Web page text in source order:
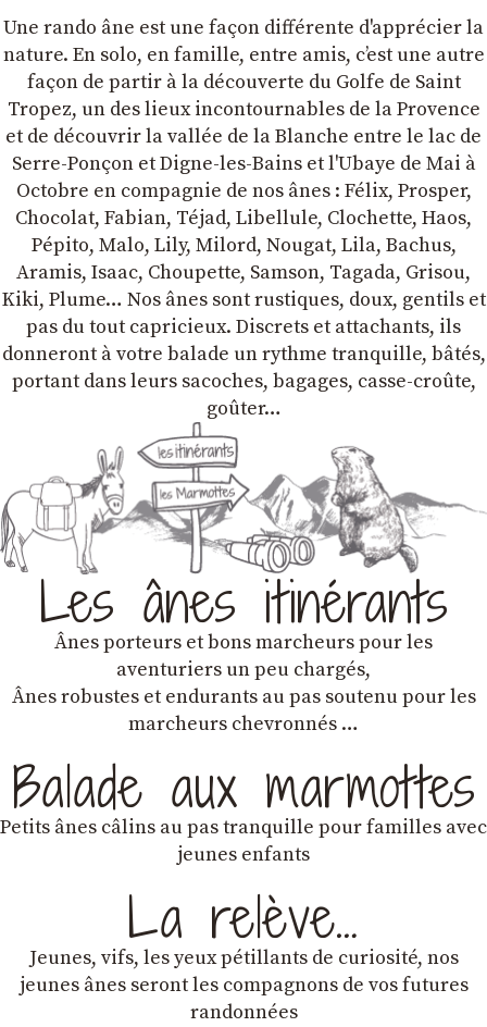
Une rando âne est une façon différente d'apprécier la
nature. En solo, en famille, entre amis, cʼest une autre
façon de partir à la découverte du Golfe de Saint
Tropez, un des lieux incontournables de la Provence
et de découvrir la vallée de la Blanche entre le lac de
Serre-Ponçon et Digne-les-Bains et l'Ubaye de Mai à
Octobre en compagnie de nos ânes : Félix, Prosper,
Chocolat, Fabian, Téjad, Libellule, Clochette, Haos,
Pépito, Malo, Lily, Milord, Nougat, Lila, Bachus,
Aramis, Isaac, Choupette, Samson, Tagada, Grisou,
Kiki, Plume… Nos ânes sont rustiques, doux, gentils et
pas du tout capricieux. Discrets et attachants, ils
donneront à votre balade un rythme tranquille, bâtés,
portant dans leurs sacoches, bagages, casse-croûte,
goûter…
Les ânes itinérants
Ânes porteurs et bons marcheurs pour les
aventuriers un peu chargés,
Ânes robustes et endurants au pas soutenu pour les
marcheurs chevronnés …
Balade aux marmottes
Petits ânes câlins au pas tranquille pour familles avec
jeunes enfants
La relève…
Jeunes, vifs, les yeux pétillants de curiosité, nos
jeunes ânes seront les compagnons de vos futures
randonnées